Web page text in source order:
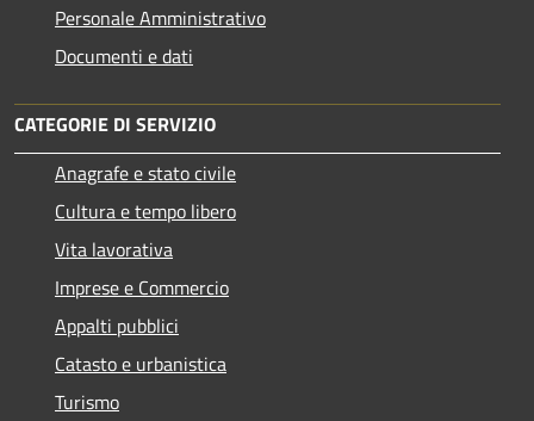
Personale Amministrativo
Documenti e dati
CATEGORIE DI SERVIZIO
Anagrafe e stato civile
Cultura e tempo libero
Vita lavorativa
Imprese e Commercio
Appalti pubblici
Catasto e urbanistica
Turismo